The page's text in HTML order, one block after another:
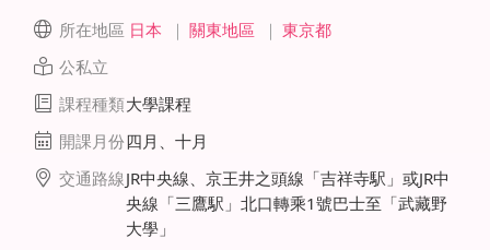
所在地區 日本 ｜ 關東地區 ｜ 東京都
公私立
課程種類大學課程
開課月份四月、十月
交通路線JR中央線、京王井之頭線「吉祥寺駅」或JR中
央線「三鷹駅」北口轉乘1號巴士至「武藏野
大學」